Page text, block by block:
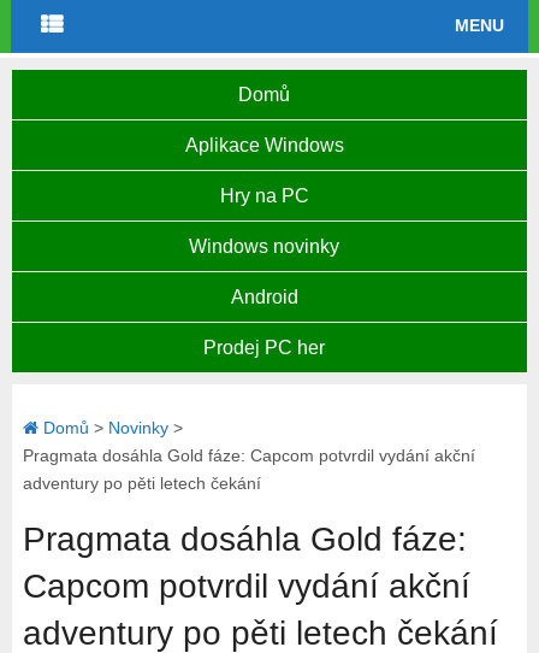
MENU
Domů
Aplikace Windows
Hry na PC
Windows novinky
Android
Prodej PC her
Domů > Novinky>
Pragmata dosáhla Gold fáze: Capcom potvrdil vydání akční
adventury po pěti letech čekání
Pragmata dosáhla Gold fáze:
Capcom potvrdil vydání akční
adventury po pěti letech čekání